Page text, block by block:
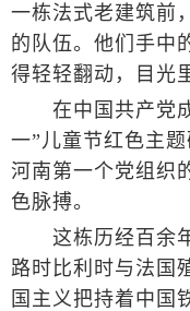
一栋法式老建筑前
的队伍。他们手中
得轻轻翻动，目光
在中国共产党成
一”儿童节红色主
河南第一个党组织
色脉搏。
这栋历经百余年
路时比利时与法国
国主义把持着中国